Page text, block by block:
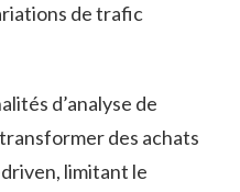
de trafic
d’analyse de
des achats
limitant le